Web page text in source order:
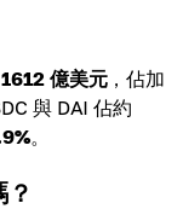
1612 億美元，佔加
與 DAI 佔約
。